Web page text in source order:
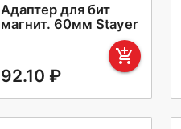
Адаптер для бит
магнит. 60мм Stayer
add_shopping_cart
92.10 ₽